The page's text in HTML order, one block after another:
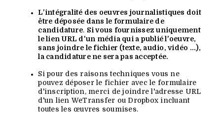
L'intégralité des oeuvres journalistiques doit
être déposée dans le formulaire de
candidature. Si vous fournissez uniquement
le lien URL d'un média qui a publié l'oeuvre,
sans joindre le fichier (texte, audio, vidéo ...),
la candidature ne sera pas acceptée.
Si pour des raisons techniques vous ne
pouvez déposer le fichier avec le formulaire
d'inscription, merci de joindre l'adresse URL
d'un lien WeTransfer ou Dropbox incluant
toutes les œuvres soumises.